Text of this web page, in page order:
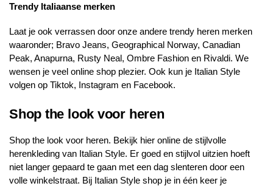
Trendy Italiaanse merken
Laat je ook verrassen door onze andere trendy heren merken
waaronder; Bravo Jeans, Geographical Norway, Canadian
Peak, Anapurna, Rusty Neal, Ombre Fashion en Rivaldi. We
wensen je veel online shop plezier. Ook kun je Italian Style
volgen op Tiktok, Instagram en Facebook.
Shop the look voor heren
Shop the look voor heren. Bekijk hier online de stijlvolle
herenkleding van Italian Style. Er goed en stijlvol uitzien hoeft
niet langer gepaard te gaan met een dag slenteren door een
volle winkelstraat. Bij Italian Style shop je in één keer je